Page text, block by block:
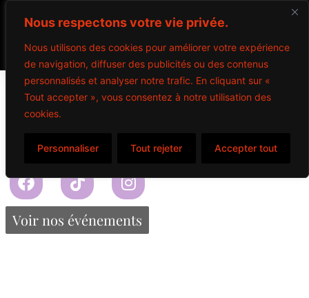
Nous respectons votre vie privée.
Nous utilisons des cookies pour améliorer votre expérience
de navigation, diffuser des publicités ou des contenus
personnalisés et analyser notre trafic. En cliquant sur «
Tout accepter », vous consentez à notre utilisation des
cookies.
Personnaliser Tout rejeter Accepter tout
Budweiser
7.95
Voir nos événements
Propulsé par Miitems